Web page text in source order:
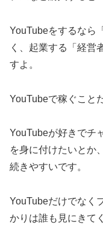
YouTubeをするなら
く、起業する「経営
すよ。
YouTubeで稼ぐこと
YouTubeが好きでチ
を身に付けたいとか
続きやすいです。
YouTubeだけでなく
かりは誰も見にきて